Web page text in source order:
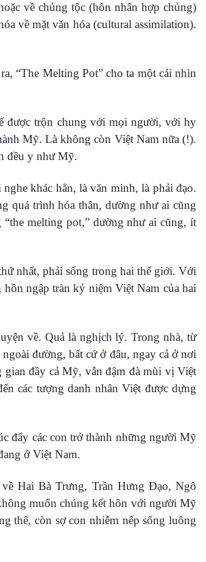
về chủng tộc (hôn nhân hợp chủng)
về mặt văn hóa (cultural assimilation).
“The Melting Pot” cho ta một cái nhìn
được trộn chung với mọi người, với hy
Mỹ. Là không còn Việt Nam nữa (!).
đều y như Mỹ.
khác hẳn, là văn minh, là phải đạo.
quá trình hóa thân, dường như ai cũng
melting pot,” dường như ai cũng, ít
nhất, phải sống trong hai thế giới. Với
ngập tràn kỷ niệm Việt Nam của hai
về. Quả là nghịch lý. Trong nhà, từ
đường, bất cứ ở đâu, ngay cả ở nơi
đầy cả Mỹ, vẫn đậm đà mùi vị Việt
các tượng danh nhân Việt được dựng
đẩy các con trở thành những người Mỹ
ở Việt Nam.
Hai Bà Trưng, Trần Hưng Đạo, Ngô
muốn chúng kết hôn với người Mỹ
thế, còn sợ con nhiễm nếp sống luông